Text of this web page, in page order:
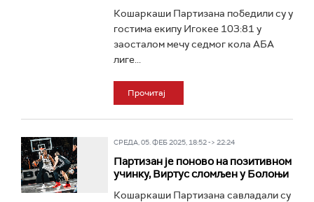
Кошаркаши Партизана победили су у
гостима екипу Игокее 103:81 у
заосталом мечу седмог кола АБА
лиге...
Прочитај
СРЕДА, 05. ФЕБ 2025, 18:52 -> 22:24
Партизан је поново на позитивном
учинку, Виртус сломљен у Болоњи
Кошаркаши Партизана савладали су